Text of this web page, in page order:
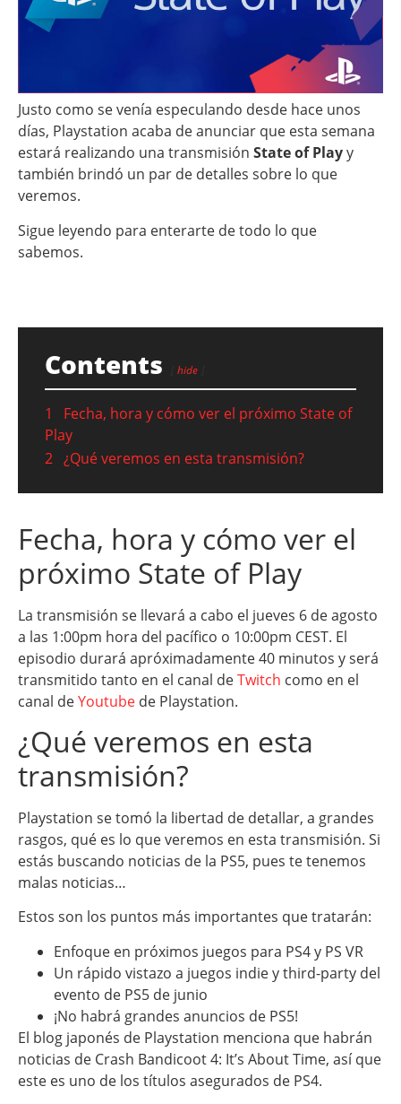
Justo como se venía especulando desde hace unos
días, Playstation acaba de anunciar que esta semana
estará realizando una transmisión State of Playy
también brindó un par de detalles sobre lo que
veremos.
Sigue leyendo para enterarte de todo lo que
sabemos.
Contents hide
1
Fecha, hora y cómo ver el próximo State of
Play
2 ¿Qué veremos en esta transmisión?
Fecha, hora y cómo ver el
próximo State of Play
La transmisión se llevará a cabo el jueves 6 de agosto
a las 1:00pm hora del pacífico o 10:00pm CEST. El
episodio durará apróximadamente 40 minutos y será
transmitido tanto en el canal deTwitch como en el
canal deYoutube de Playstation.
¿Qué veremos en esta
transmisión?
Playstation se tomó la libertad de detallar, a grandes
rasgos, qué es lo que veremos en esta transmisión. Si
estás buscando noticias de la PS5, pues te tenemos
malas noticias…
Estos son los puntos más importantes que tratarán:
Enfoque en próximos juegos para PS4 y PS VR
Un rápido vistazo a juegos indie y third-party del
evento de PS5 de junio
¡No habrá grandes anuncios de PS5!
El blog japonés de Playstation menciona que habrán
noticias de Crash Bandicoot 4: It’s About Time, así que
este es uno de los títulos asegurados de PS4.